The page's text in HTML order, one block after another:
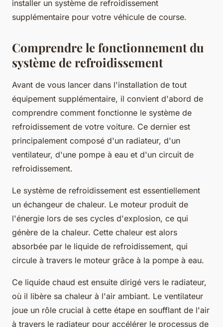
installer un système de refroidissement
supplémentaire pour votre véhicule de course.
Comprendre le fonctionnement du
système de refroidissement
Avant de vous lancer dans l'installation de tout
équipement supplémentaire, il convient d'abord de
comprendre comment fonctionne le système de
refroidissement de votre voiture. Ce dernier est
principalement composé d'un radiateur, d'un
ventilateur, d'une pompe à eau et d'un circuit de
refroidissement.
Le système de refroidissement est essentiellement
un échangeur de chaleur. Le moteur produit de
l'énergie lors de ses cycles d'explosion, ce qui
génère de la chaleur. Cette chaleur est alors
absorbée par le liquide de refroidissement, qui
circule à travers le moteur grâce à la pompe à eau.
Ce liquide chaud est ensuite dirigé vers le radiateur,
où il libère sa chaleur à l'air ambiant. Le ventilateur
joue un rôle crucial à cette étape en soufflant de l'air
à travers le radiateur pour accélérer le processus de